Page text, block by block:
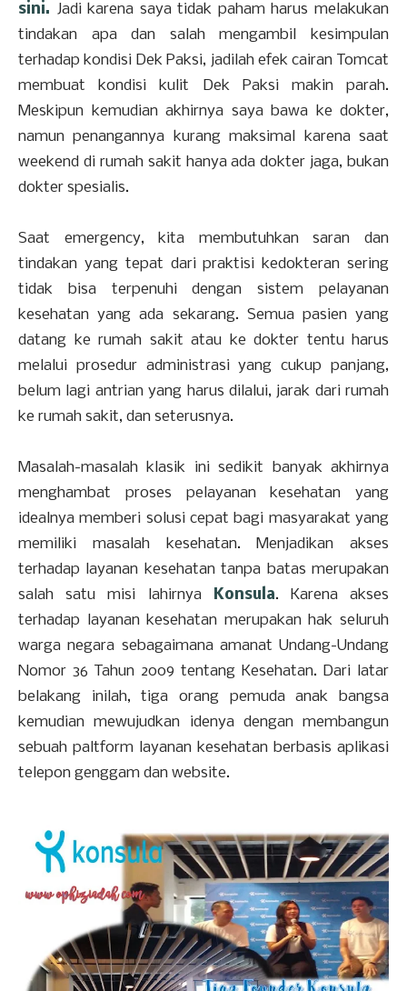
sini. Jadi karena saya tidak paham harus melakukan
tindakan apa dan salah mengambil kesimpulan
terhadap kondisi Dek Paksi, jadilah efek cairan Tomcat
membuat kondisi kulit Dek Paksi makin parah.
Meskipun kemudian akhirnya saya bawa ke dokter,
namun penangannya kurang maksimal karena saat
weekend di rumah sakit hanya ada dokter jaga, bukan
dokter spesialis.
Saat emergency, kita membutuhkan saran dan
tindakan yang tepat dari praktisi kedokteran sering
tidak bisa terpenuhi dengan sistem pelayanan
kesehatan yang ada sekarang. Semua pasien yang
datang ke rumah sakit atau ke dokter tentu harus
melalui prosedur administrasi yang cukup panjang,
belum lagi antrian yang harus dilalui, jarak dari rumah
ke rumah sakit, dan seterusnya.
Masalah-masalah klasik ini sedikit banyak akhirnya
menghambat proses pelayanan kesehatan yang
idealnya memberi solusi cepat bagi masyarakat yang
memiliki masalah kesehatan. Menjadikan akses
terhadap layanan kesehatan tanpa batas merupakan
salah satu misi lahirnya Konsula. Karena akses
terhadap layanan kesehatan merupakan hak seluruh
warga negara sebagaimana amanat Undang-Undang
Nomor 36 Tahun 2009 tentang Kesehatan. Dari latar
belakang inilah, tiga orang pemuda anak bangsa
kemudian mewujudkan idenya dengan membangun
sebuah paltform layanan kesehatan berbasis aplikasi
telepon genggam dan website.